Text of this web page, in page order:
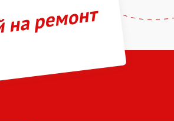
ремонт